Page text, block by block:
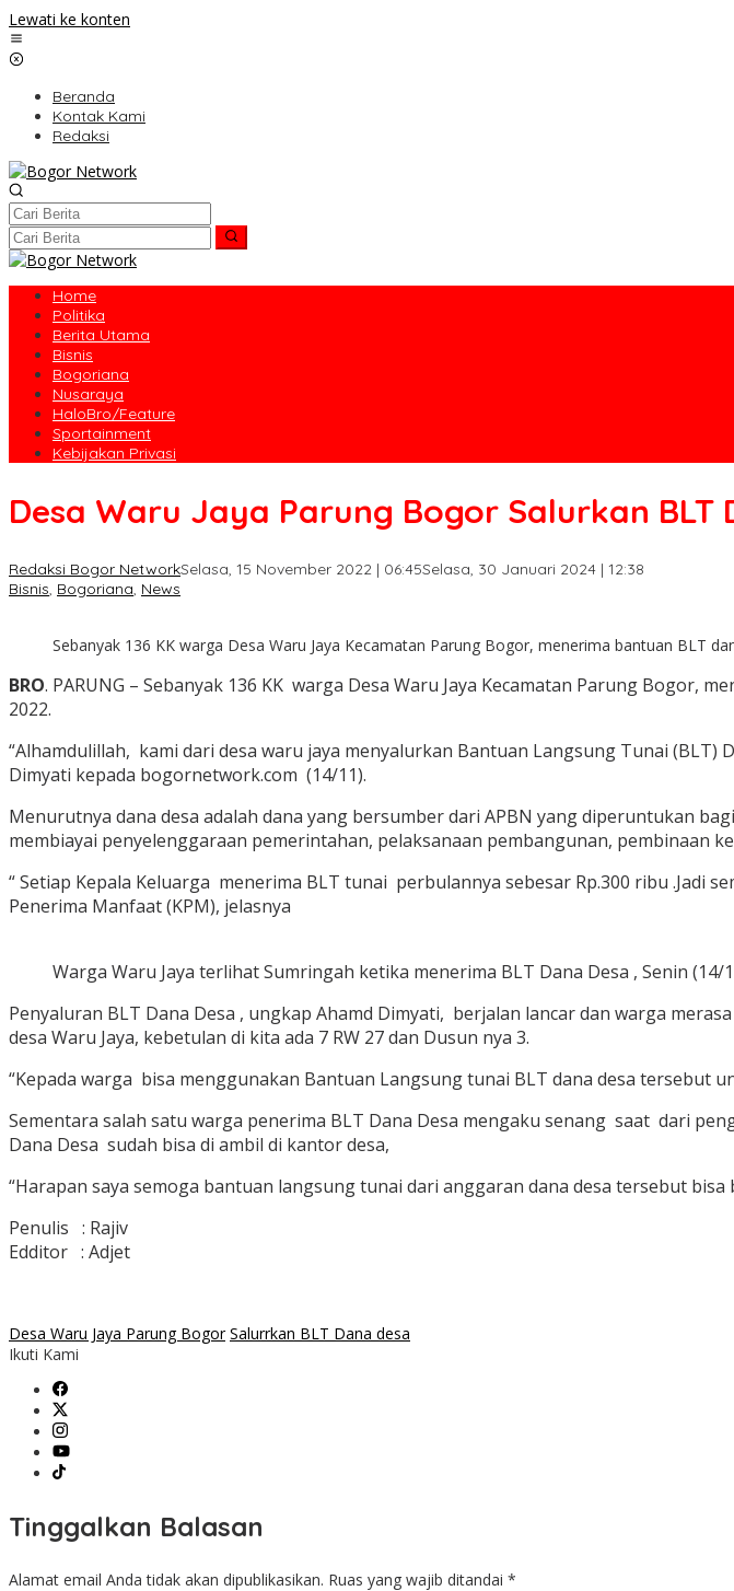
Lewati ke konten
Beranda
Kontak Kami
Redaksi
Home
Politika
Berita Utama
Bisnis
Bogoriana
Nusaraya
HaloBro/Feature
Sportainment
Kebijakan Privasi
Desa Waru Jaya Parung Bogor Salurkan BLT
Redaksi Bogor NetworkSelasa, 15 November 2022 | 06:45Selasa, 30 Januari 2024 | 12:38
Bisnis, Bogoriana, News
Sebanyak 136 KK warga Desa Waru Jaya Kecamatan Parung Bogor, menerima bantuan BLT
BRO. PARUNG – Sebanyak 136 KK warga Desa Waru Jaya Kecamatan Parung
2022.
“Alhamdulillah, kami dari desa waru jaya menyalurkan Bantuan Langsung Tunai (BLT)
Dimyati kepada bogornetwork.com (14/11).
Menurutnya dana desa adalah dana yang bersumber dari APBN yang diperuntukan
membiayai penyelenggaraan pemerintahan, pelaksanaan pembangunan, pembinaan
“ Setiap Kepala Keluarga menerima BLT tunai perbulannya sebesar Rp.300 ribu .Jadi
Penerima Manfaat (KPM), jelasnya
Warga Waru Jaya terlihat Sumringah ketika menerima BLT Dana Desa , Senin (14/
Penyaluran BLT Dana Desa , ungkap Ahamd Dimyati, berjalan lancar dan warga
desa Waru Jaya, kebetulan di kita ada 7 RW 27 dan Dusun nya 3.
“Kepada warga bisa menggunakan Bantuan Langsung tunai BLT dana desa tersebut
Sementara salah satu warga penerima BLT Dana Desa mengaku senang saat dari
Dana Desa sudah bisa di ambil di kantor desa,
“Harapan saya semoga bantuan langsung tunai dari anggaran dana desa tersebut
Penulis : Rajiv
Edditor : Adjet
Desa Waru Jaya Parung Bogor Salurrkan BLT Dana desa
Ikuti Kami
Tinggalkan Balasan
Alamat email Anda tidak akan dipublikasikan. Ruas yang wajib ditandai *